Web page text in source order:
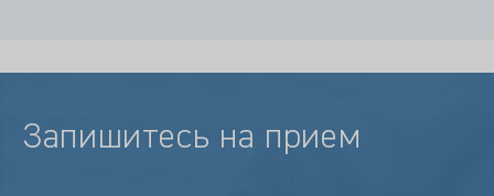
Запишитесь на прием